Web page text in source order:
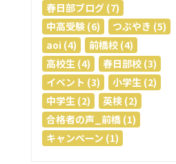
春日部ブログ (7)
中高受験 (6)
つぶやき (5)
aoi (4)
前橋校 (4)
高校生 (4)
春日部校 (3)
イベント (3)
小学生 (2)
中学生 (2)
英検 (2)
合格者の声_前橋 (1)
キャンペーン (1)